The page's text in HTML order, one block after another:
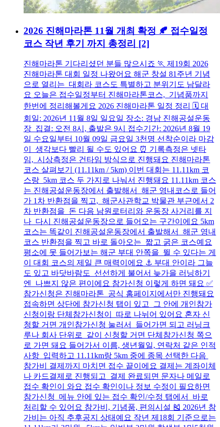
2026 진해마라톤 11월 개최 확정 🍂 접수일정
코스 작년 후기 까지 총정리 [2]
진해마라톤 기다리셨던 분들 많으시죠 🏃 제19회 2026
진해마라톤 대회 일정 나왔어요 해군 창설 81주년 기념
으로 열리는 대회라 코스도 특별하고 분위기도 남달라
요 오늘은 접수일정부터 진해마라톤코스, 기념품까지
한번에 정리해볼게요 2026 진해마라톤 일정 정리 🗓️ 대
회일: 2026년 11월 8일 일요일 장소: 경남 진해공설운동
장 집결: 오전 8시, 출발은 9시 접수기간: 2026년 8월 19
일 수요일부터 10월 09일 금요일 3천명 선착순이라 마감
이 생각보다 빨리 될 수도 있어요 ⏰ 기록측정은 넷타
임, 시상측정은 건타임 방식으로 진행돼요 진해마라톤
코스 살펴보기 (11.11km / 5km) 이번 대회는 11.11km 코
스랑 5km 코스 두 가지로 나눠서 진행돼요 11.11km 코스
는 진해공설운동장에서 출발해서 해군 영내코스로 들어
가 1차 반환점을 찍고, 해군사관학교 박물관 부근에서 2
차 반환점을 돈 다음 남원로터리와 운동장 사거리를 지
나 다시 진해공설운동장으로 들어오는 구간이에요 5km
코스는 똑같이 진해공설운동장에서 출발해서 해군 영내
코스 반환점을 찍고 바로 돌아오는 짧고 굵은 코스예요
평소에 못 들어가보는 해군 부대 안쪽을 뛸 수 있다는 게
이 대회 코스의 제일 큰 매력이에요 ⚓ 부대 안이라 그늘
도 있고 바닷바람도 선선하게 불어서 늦가을 러닝하기
엔 나쁘지 않은 편이에요 참가신청 이렇게 하면 돼요 ✅
참가신청은 진해마라톤 공식 홈페이지에서만 진행돼요
접속하면 상단에 참가신청 탭이 있고 그 안에 개인참가
신청이랑 단체참가신청이 따로 나뉘어 있어요 혼자 신
청할 거면 개인참가신청 눌러서 들어가면 되고 러닝크
루나 회사 단위로 같이 신청할 거면 단체참가신청 쪽으
로 가면 돼요 들어가서 이름, 생년월일, 연락처 같은 인적
사항 입력하고 11.11km랑 5km 중에 종목 선택한 다음
참가비 결제까지 마치면 접수 끝이에요 결제는 계좌이체
나 카드결제로 진행되고 결제 완료되면 문자나 메일로
접수 확인이 와요 접수 확인이나 정보 수정이 필요하면
참가신청 메뉴 안에 있는 접수 확인/수정 탭에서 바로
처리할 수 있어요 참가비, 기념품, 편의시설 🎽 2026년 참
가비는 아직 추후공지 상태예요 작년 제18회 기준으로는